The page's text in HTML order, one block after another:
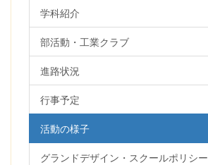
学科紹介
部活動・工業クラブ
進路状況
行事予定
活動の様子
グランドデザイン・スクールポリシー